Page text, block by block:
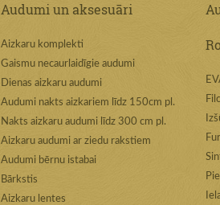
Audumi un aksesuāri
Aizkaru komplekti
Gaismu necaurlaidīgie audumi
Dienas aizkaru audumi
Audumi nakts aizkariem līdz 150cm pl.
Nakts aizkaru audumi līdz 300 cm pl.
Aizkaru audumi ar ziedu rakstiem
Audumi bērnu istabai
Bārkstis
Aizkaru lentes